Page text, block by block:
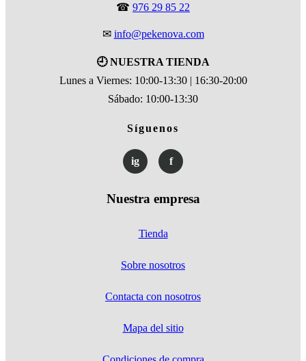
☎ 976 29 85 22
✉ info@pekenova.com
🕘 NUESTRA TIENDA
Lunes a Viernes: 10:00-13:30 | 16:30-20:00
Sábado: 10:00-13:30
Síguenos
ig f
Nuestra empresa
Tienda
Sobre nosotros
Contacta con nosotros
Mapa del sitio